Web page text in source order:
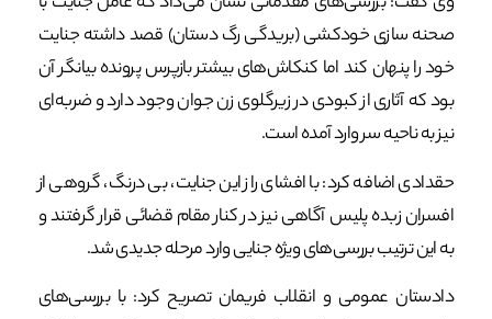
صحنه سازی خودکشی (بریدگی رگ دستان) قصد داشته جنایت
خود را پنهان کند اما کنکاش‌های بیشتر بازپرس پرونده بیانگر آن
بود که آثاری از کبودی در زیرگلوی زن جوان وجود دارد و ضربه‌ای
نیز به ناحیه سر وارد آمده است.
حقدادی اضافه کرد: با افشای راز این جنایت، بی درنگ، گروهی از
افسران زبده پلیس آگاهی نیز در کنار مقام قضائی قرار گرفتند و
به این ترتیب بررسی‌های ویژه جنایی وارد مرحله جدیدی شد.
دادستان عمومی و انقلاب فریمان تصریح کرد: با بررسی‌های